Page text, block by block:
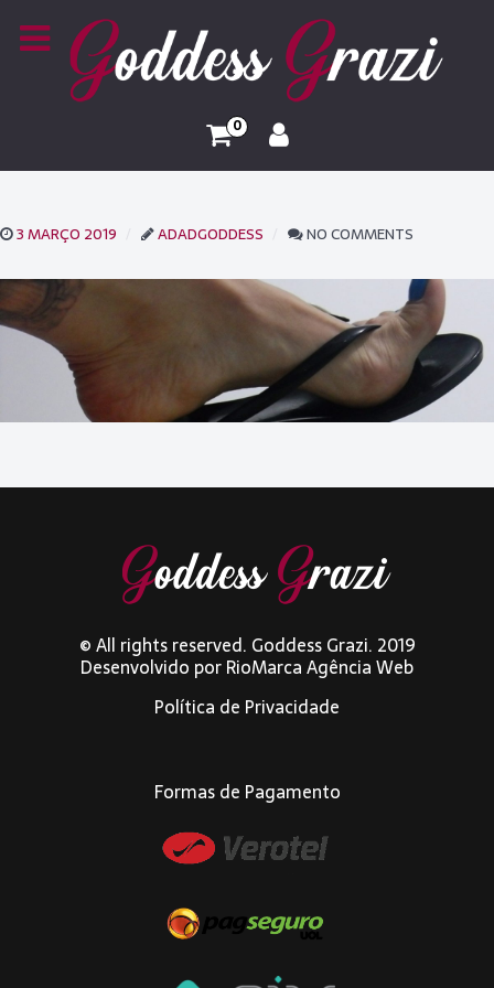
0
3 MARÇO 2019 ADADGODDESS NO COMMENTS
© All rights reserved. Goddess Grazi. 2019
Desenvolvido porRioMarca Agência Web
Política de Privacidade
Formas de Pagamento